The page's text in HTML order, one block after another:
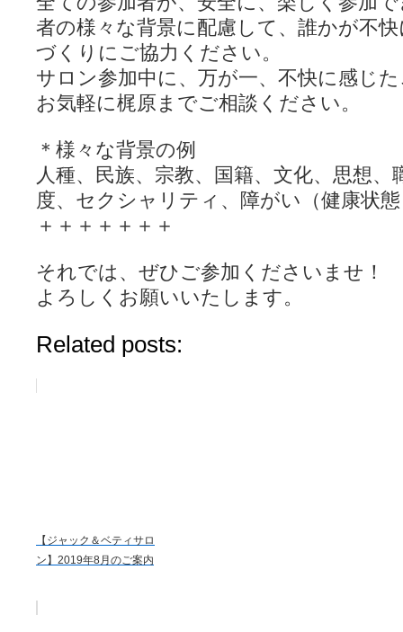
者の様々な背景に配慮して、誰かが不
づくりにご協力ください。
サロン参加中に、万が一、不快に感じ
お気軽に梶原までご相談ください。
＊様々な背景の例
人種、民族、宗教、国籍、文化、思想、
度、セクシャリティ、障がい（健康状
＋＋＋＋＋＋＋
それでは、ぜひご参加くださいませ！
よろしくお願いいたします。
Related posts:
【ジャック＆ベティサロ
ン】2019年8月のご案内